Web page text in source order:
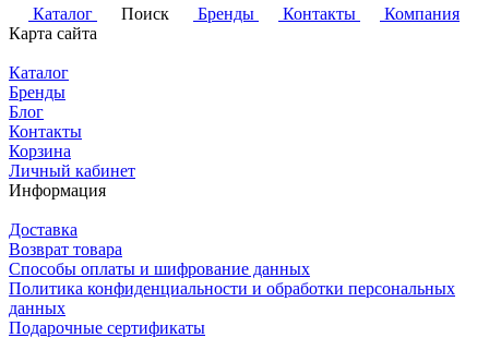
Каталог
Поиск Бренды Контакты
Компания
Карта сайта
Каталог
Бренды
Блог
Контакты
Корзина
Личный кабинет
Информация
Доставка
Возврат товара
Способы оплаты и шифрование данных
Политика конфиденциальности и обработки персональных
данных
Подарочные сертификаты